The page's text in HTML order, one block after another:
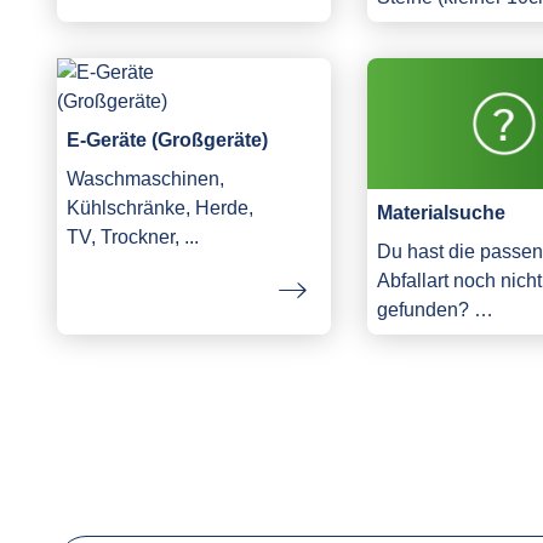
E-Geräte (Großgeräte)
Waschmaschinen,
Kühlschränke, Herde,
TV, Trockner, ...
Materialsuche
Du hast die
Abfallart noch nicht
gefunden? …